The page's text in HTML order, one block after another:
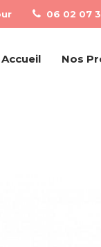
06 02 07
Accueil Nos